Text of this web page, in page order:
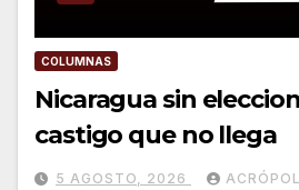
COLUMNAS
Nicaragua sin
castigo que no llega
5 AGOSTO, 2026